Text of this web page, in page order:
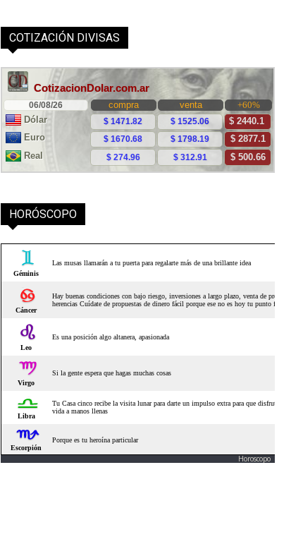
COTIZACIÓN DIVISAS
HORÓSCOPO
Horoscopo